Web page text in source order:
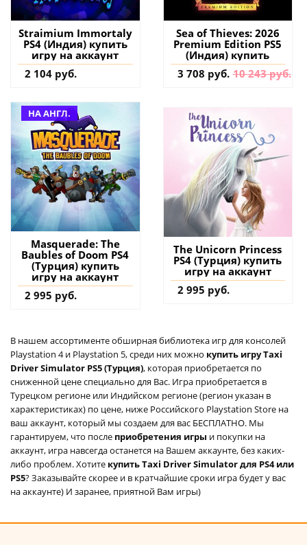
Straimium Immortaly
PS4 (Индия) купить
игру на аккаунт
2 104 руб.
Sea of Thieves: 2026
Premium Edition PS5
(Индия) купить
3 708 руб. 10 243 руб.
НА АНГЛ.
Masquerade: The
Baubles of Doom PS4
(Турция) купить
игру на аккаунт
2 995 руб.
The Unicorn Princess
PS4 (Турция) купить
игру на аккаунт
2 995 руб.
В нашем ассортименте обширная библиотека игр для консолей
Playstation 4 и Playstation 5, среди них можно купить игру Taxi
Driver Simulator PS5 (Турция), которая приобретается по
сниженной цене специально для Вас. Игра приобретается в
Турецком регионе или Индийском регионе (регион указан в
характеристиках) по цене, ниже Российского Playstation Store на
ваш аккаунт, который мы создаем для вас БЕСПЛАТНО. Мы
гарантируем, что после приобретения игры и покупки на
аккаунт, игра навсегда останется на Вашем аккаунте, без каких-
либо проблем. Хотите купить Taxi Driver Simulator для PS4 или
PS5? Заказывайте скорее и в кратчайшие сроки игра будет у вас
на аккаунте) И заранее, приятной Вам игры)